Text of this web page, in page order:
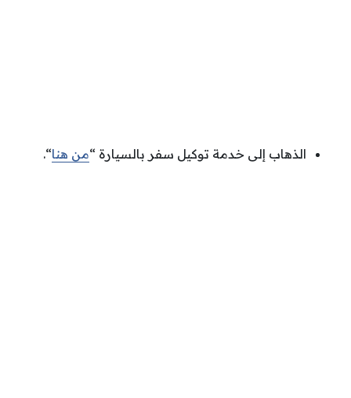
الذهاب إلى خدمة توكيل سفر بالسيارة “من هنا“.